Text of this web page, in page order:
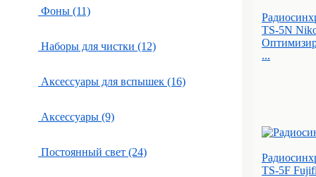
Фоны (11)
Наборы для чистки (12)
Аксессуары для вспышек (16)
Аксессуары (9)
Постоянный свет (24)
TS-5N
...
TS-5F